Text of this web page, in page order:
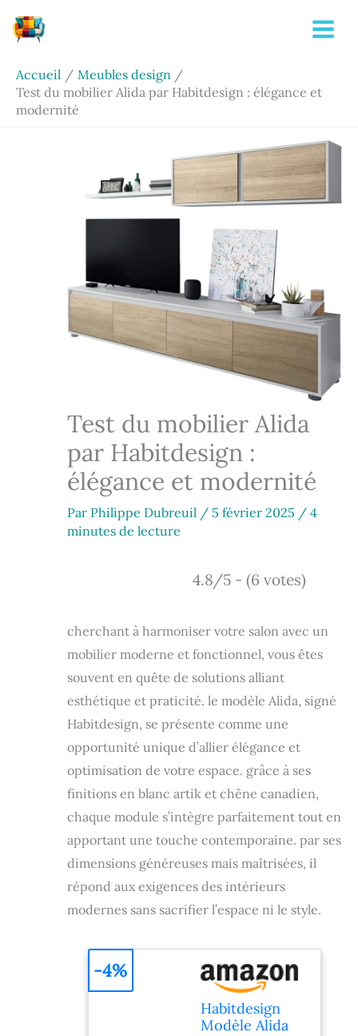
au
Accueil
Meubles design
Test du mobilier Alida par Habitdesign : élégance et
modernité
Test du mobilier Alida
par Habitdesign :
élégance et modernité
Par Philippe Dubreuil / 5 février 2025 / 4
minutes de lecture
4.8/5 - (6 votes)
cherchant à harmoniser votre salon avec un
mobilier moderne et fonctionnel, vous êtes
souvent en quête de solutions alliant
esthétique et praticité. le modèle Alida, signé
Habitdesign, se présente comme une
opportunité unique d’allier élégance et
optimisation de votre espace. grâce à ses
finitions en blanc artik et chêne canadien,
chaque module s’intègre parfaitement tout en
apportant une touche contemporaine. par ses
dimensions généreuses mais maîtrisées, il
répond aux exigences des intérieurs
modernes sans sacrifier l’espace ni le style.
Habitdesign
Modèle Alida
-4%
Rechercher